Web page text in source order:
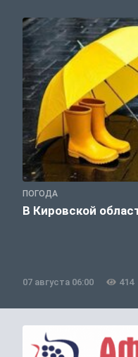
ПОГОДА
В Кировской
07 августа 06:00 414